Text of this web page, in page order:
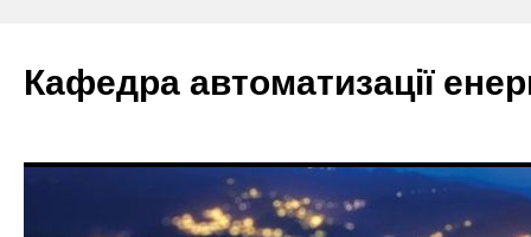
вмісту
Кафедра автоматизації